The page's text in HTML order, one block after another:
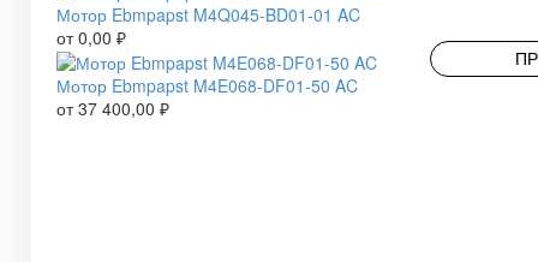
Мотор Ebmpapst M4Q045-BD01-01 AC
от0,00 ₽
Мотор Ebmpapst M4E068-DF01-50 AC
от37 400,00 ₽